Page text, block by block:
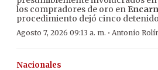
los compradores de oro en
procedimiento dejó cinco
Agosto 7, 2026 09:13 a. m. · Antonio
Nacionales